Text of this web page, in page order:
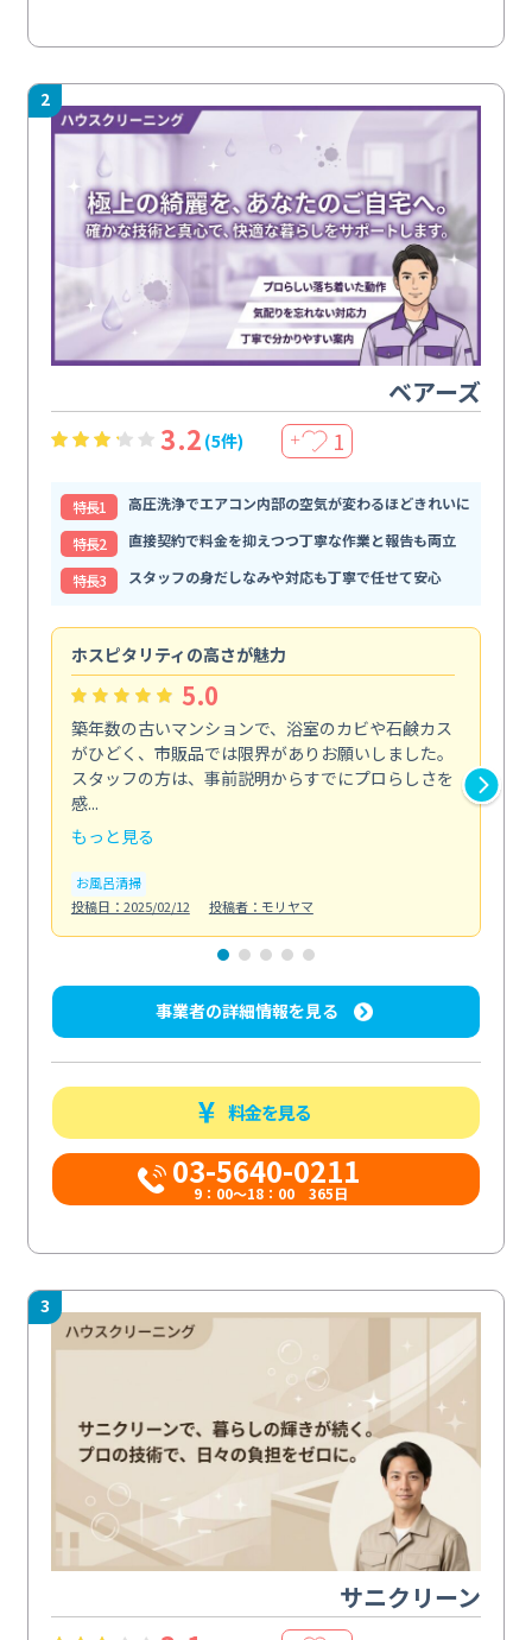
2
ベアーズ
3.2 (5件) ＋ 1
特⻑1
高圧洗浄でエアコン内部の空気が変わるほどきれいに
特⻑2
直接契約で料金を抑えつつ丁寧な作業と報告も両立
特⻑3
スタッフの身だしなみや対応も丁寧で任せて安心
ホスピタリティの高さが魅力
5.0
築年数の古いマンションで、浴室のカビや石鹸カス
がひどく、市販品では限界がありお願いしました。
スタッフの方は、事前説明からすでにプロらしさを
感...
もっと見る
お風呂清掃
投稿日：2025/02/12
投稿者：モリヤマ
事業者の詳細情報を見る
料金を見る
03-5640-0211
9：00～18：00 365日
3
サニクリーン